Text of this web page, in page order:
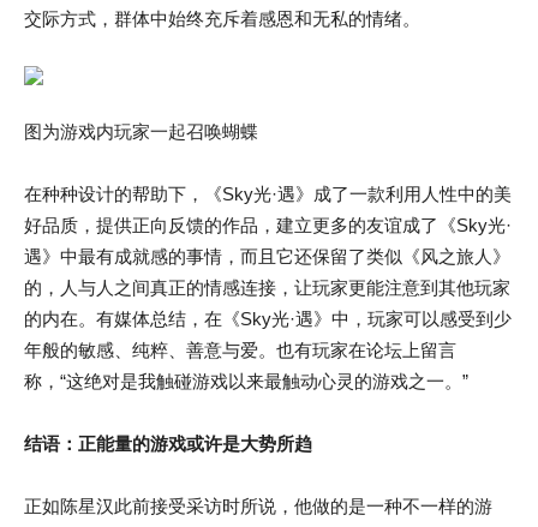
交际方式，群体中始终充斥着感恩和无私的情绪。
图为游戏内玩家一起召唤蝴蝶
在种种设计的帮助下，《Sky光·遇》成了一款利用人性中的美
好品质，提供正向反馈的作品，建立更多的友谊成了《Sky光·
遇》中最有成就感的事情，而且它还保留了类似《风之旅人》
的，人与人之间真正的情感连接，让玩家更能注意到其他玩家
的内在。有媒体总结，在《Sky光·遇》中，玩家可以感受到少
年般的敏感、纯粹、善意与爱。也有玩家在论坛上留言
称，“这绝对是我触碰游戏以来最触动心灵的游戏之一。”
结语：正能量的游戏或许是大势所趋
正如陈星汉此前接受采访时所说，他做的是一种不一样的游